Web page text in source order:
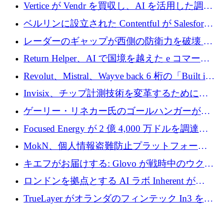
Vertice が Vendr を買収し、AI を活用した調達
インテリジェンス プラットフォームを構築
ベルリンに設立された Contentful が Salesforce
に買収される
レーダーのギャップが西側の防衛力を破壊 —
そしてベルリンのチップスタートアップがそ
れを埋める
Return Helper、AI で国境を越えた e コマース
の返品を利益に変えるシリーズ A で 400 万ド
ルを調達
Revolut、Mistral、Wayve back 6 桁の「Built in
Europe」キャンペーン
Invisix、チップ計測技術を変革するために
2,000 万ユーロのシードラウンドを完了
ゲーリー・リネカー氏のゴールハンガーがVC
事業を開始
Focused Energy が 2 億 4,000 万ドルを調達、
TrueLayer が In3 を買収、ロンドンが首位の座
を奪還
MokN、個人情報盗難防止プラットフォーム
の成長のためにシリーズ A で 1,500 万ドルを
調達
キエフがお届けする: Glovo が戦時中のウクラ
イナで最も急速に成長する市場の 1 つをどの
ように拡大したか
ロンドンを拠点とする AI ラボ Inherent が
5,000 万ドルの資金調達でステルスから浮上
TrueLayer がオランダのフィンテック In3 を買